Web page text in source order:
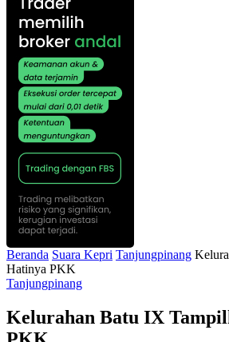
Beranda Suara Kepri Tanjungpinang
Hatinya PKK
Tanjungpinang
Kelurahan Batu IX